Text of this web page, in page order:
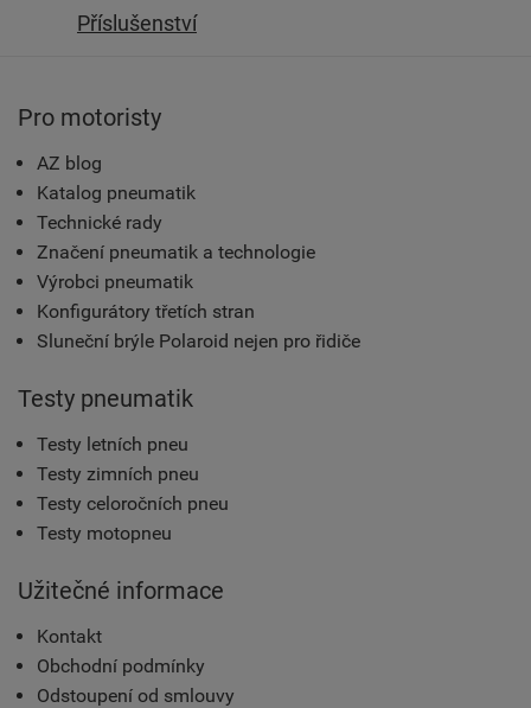
Příslušenství
Pro motoristy
AZ blog
Katalog pneumatik
Technické rady
Značení pneumatik a technologie
Výrobci pneumatik
Konfigurátory třetích stran
Sluneční brýle Polaroid nejen pro řidiče
Testy pneumatik
Testy letních pneu
Testy zimních pneu
Testy celoročních pneu
Testy motopneu
Užitečné informace
Kontakt
Obchodní podmínky
Odstoupení od smlouvy